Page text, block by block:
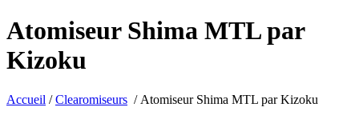
Atomiseur Shima MTL par
Kizoku
Accueil /Clearomiseurs / Atomiseur Shima MTL par Kizoku